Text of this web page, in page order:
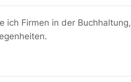
ich Firmen in der Buchhaltung,